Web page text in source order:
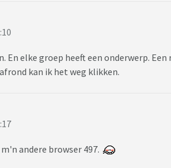
En elke groep heeft een onderwerp.
kan ik het weg klikken.
andere browser 497.